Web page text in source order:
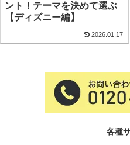
ント！テーマを決めて選ぶ
【ディズニー編】
2026.01.17
各種